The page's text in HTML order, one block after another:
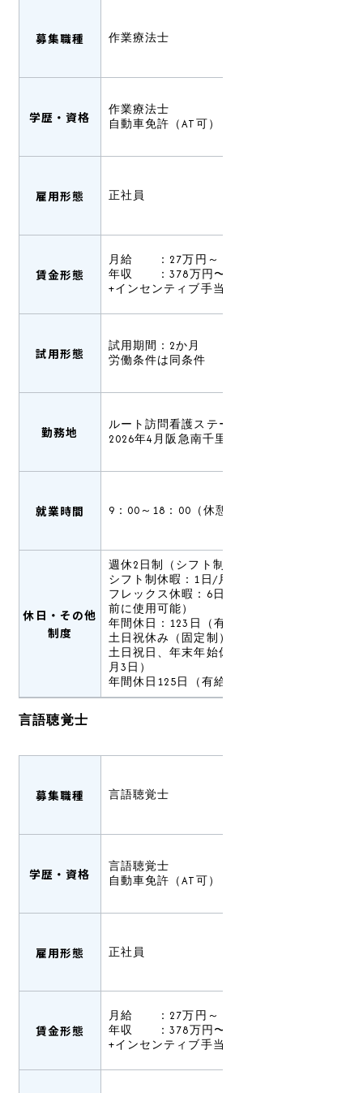
募集職種 作業療法士
学歴・資格
作業療法士
自動車免許（AT可）
雇用形態 正社員
賃金形態
月給 ：27万円～
年収 ：378万円〜（賞与込み）
+インセンティブ手当有あり
試用形態
試用期間：2か月
労働条件は同条件
勤務地
ルート訪問看護ステーション吹田
2026年4月阪急南千里駅近辺に開設予定
就業時間 9：00～18：00（休憩60分）
休日・その他
制度
週休2日制（シフト制）
シフト制休暇：1日/月
フレックス休暇：6日/年（有給休暇発生
前に使用可能）
年間休日：123日（有給休暇は別途支給）
土日祝休み（固定制）
土日祝日、年末年始休暇（12月30日～1
月3日）
年間休日125日（有給休暇は別途支給）
言語聴覚士
募集職種 言語聴覚士
学歴・資格
言語聴覚士
自動車免許（AT可）
雇用形態 正社員
賃金形態
月給 ：27万円～
年収 ：378万円〜（賞与込み）
+インセンティブ手当有あり